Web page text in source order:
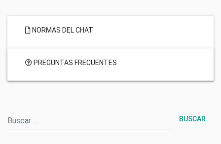
NORMAS DEL CHAT
PREGUNTAS FRECUENTES